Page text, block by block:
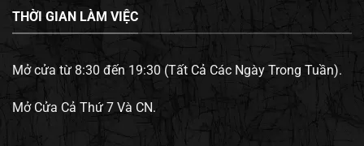
THỜI GIAN LÀM VIỆC
Mở cửa từ 8:30 đến 19:30 (Tất Cả Các Ngày Trong Tuần).
Mở Cửa Cả Thứ 7 Và CN.